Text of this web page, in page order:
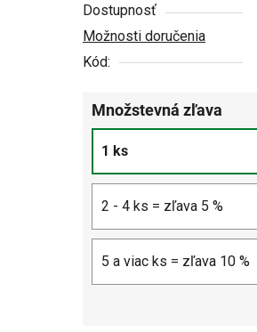
5
hviezdičiek.
Dostupnosť
Možnosti doručenia
Kód:
Množstevná zľava
1 ks
2 - 4 ks = zľava 5 %
5 a viac ks = zľava 10 %